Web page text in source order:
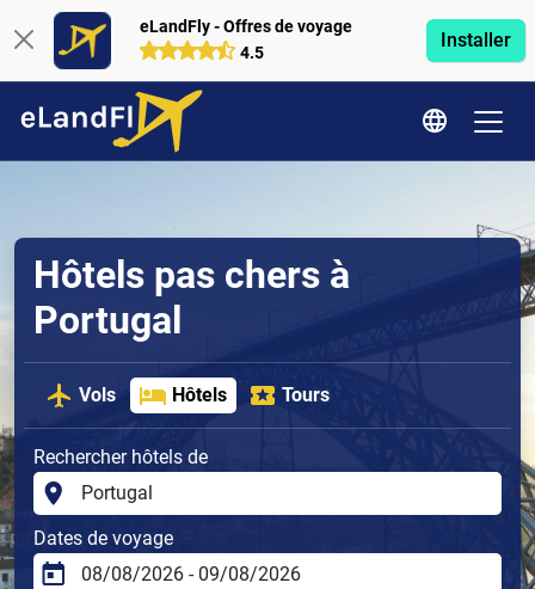
eLandFly - Offres de voyage
4.5
Installer
Hôtels pas chers à
Portugal
Vols Hôtels Tours
Rechercher hôtels de
Dates de voyage